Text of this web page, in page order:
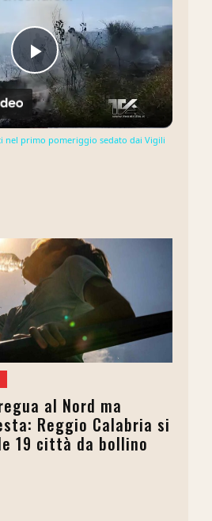
Play
Video
nel primo pomeriggio sedato dai Vigili
al Nord ma
Reggio Calabria si
19 città da bollino